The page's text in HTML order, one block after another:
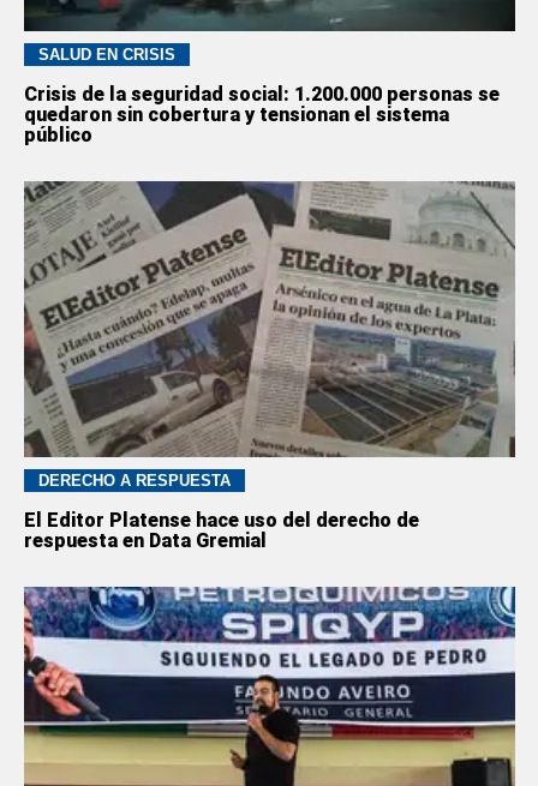
SALUD EN CRISIS
Crisis de la seguridad social: 1.200.000 personas se
quedaron sin cobertura y tensionan el sistema
público
DERECHO A RESPUESTA
El Editor Platense hace uso del derecho de
respuesta en Data Gremial